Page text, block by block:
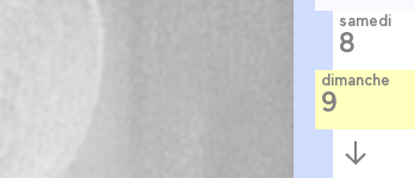
samedi
8
dimanche
9
Semaine
suivante